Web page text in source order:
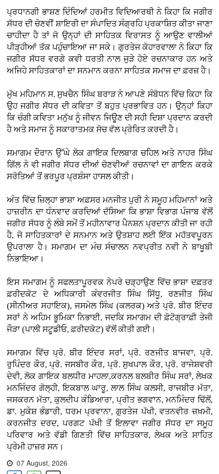
ਪ੍ਰਧਾਨਗੀ ਭਾਸ਼ਣ ਦਿੰਦਿਆਂ ਹਰਮੀਤ ਵਿਦਿਆਰਥੀ ਨੇ ਕਿਹਾ ਕਿ ਜਗੀਰ
ਸੱਧਰ ਦੀ ਚੋਣਵੀਂ ਸ਼ਾਇਰੀ ਦਾ ਸੰਪਾਦਿਤ ਸੰਗ੍ਰਹਿ ਪ੍ਰਕਾਸ਼ਿਤ ਕੀਤਾ ਜਾਣਾ
ਚਾਹੀਦਾ ਹੈ ਤਾਂ ਜੋ ਉਨ੍ਹਾਂ ਦੀ ਸਾਹਿਤਕ ਵਿਰਾਸਤ ਨੂੰ ਆਉਣ ਵਾਲੀਆਂ
ਪੀੜ੍ਹੀਆਂ ਤੱਕ ਪਹੁੰਚਾਇਆ ਜਾ ਸਕੇ। ਗੁਰਤੇਜ ਕੋਹਾਰਵਾਲਾ ਨੇ ਕਿਹਾ ਕਿ
ਜਗੀਰ ਸੱਧਰ ਵਰਗੇ ਕਵੀ ਧਰਤੀ ਨਾਲ ਜੁੜੇ ਹੋਏ ਰਚਨਾਕਾਰ ਹਨ ਅਤੇ
ਅਜਿਹੇ ਸਾਹਿਤਕਾਰਾਂ ਦਾ ਸਨਮਾਨ ਕਰਨਾ ਸਾਹਿਤਕ ਸਮਾਜ ਦਾ ਫ਼ਰਜ਼ ਹੈ।
ਮੁੱਖ ਮਹਿਮਾਨ ਸ. ਸੁਖਚੈਨ ਸਿੰਘ ਬਰਾੜ ਨੇ ਆਪਣੇ ਸੰਬੋਧਨ ਵਿੱਚ ਕਿਹਾ ਕਿ
ਉਹ ਜਗੀਰ ਸੱਧਰ ਦੀ ਕਵਿਤਾ ਤੋਂ ਬਹੁਤ ਪ੍ਰਭਾਵਿਤ ਹਨ। ਉਨ੍ਹਾਂ ਕਿਹਾ
ਕਿ ਚੰਗੀ ਕਵਿਤਾ ਮਨੁੱਖ ਨੂੰ ਜੀਵਨ ਜਿਊਣ ਦੀ ਸਹੀ ਦਿਸ਼ਾ ਪ੍ਰਦਾਨ ਕਰਦੀ
ਹੈ ਅਤੇ ਸਮਾਜ ਨੂੰ ਸਕਾਰਾਤਮਕ ਸੋਚ ਵੱਲ ਪ੍ਰੇਰਿਤ ਕਰਦੀ ਹੈ।
ਸਮਾਗਮ ਦੌਰਾਨ ਉੱਘੇ ਲੋਕ ਗਾਇਕ ਦਿਲਬਾਗ ਚਹਿਲ ਅਤੇ ਨਾਹਰ ਸਿੰਘ
ਗਿੱਲ ਨੇ ਵੀ ਜਗੀਰ ਸੱਧਰ ਦੀਆਂ ਚੋਣਵੀਆਂ ਰਚਨਾਵਾਂ ਦਾ ਗਾਇਨ ਕਰਕੇ
ਸਰੋਤਿਆਂ ਤੋਂ ਭਰਪੂਰ ਪ੍ਰਸ਼ੰਸਾ ਹਾਸਲ ਕੀਤੀ।
ਅੰਤ ਵਿੱਚ ਜ਼ਿਲ੍ਹਾ ਭਾਸ਼ਾ ਅਫ਼ਸਰ ਮਨਜੀਤ ਪੁਰੀ ਨੇ ਸਮੂਹ ਮਹਿਮਾਨਾਂ ਅਤੇ
ਹਾਜ਼ਰੀਨ ਦਾ ਧੰਨਵਾਦ ਕਰਦਿਆਂ ਦੱਸਿਆ ਕਿ ਭਾਸ਼ਾ ਵਿਭਾਗ ਪੰਜਾਬ ਵੱਲੋਂ
ਜਗੀਰ ਸੱਧਰ ਨੂੰ ਲੰਬੇ ਸਮੇਂ ਤੋਂ ਮਹੀਨਾਵਾਰ ਪੈਨਸ਼ਨ ਪ੍ਰਦਾਨ ਕੀਤੀ ਜਾ ਰਹੀ
ਹੈ, ਜੋ ਸਾਹਿਤਕਾਰਾਂ ਦੇ ਸਨਮਾਨ ਅਤੇ ਉਤਸ਼ਾਹ ਲਈ ਇੱਕ ਮਹੱਤਵਪੂਰਨ
ਉਪਰਾਲਾ ਹੈ। ਸਮਾਗਮ ਦਾ ਮੰਚ ਸੰਚਾਲਨ ਨਵਪ੍ਰੀਤ ਨਵੀ ਨੇ ਬਾਖੂਬੀ
ਨਿਭਾਇਆ।
ਇਸ ਸਮਾਗਮ ਨੂੰ ਸਫਲਤਾਪੂਰਵਕ ਨੇਪਰੇ ਚੜ੍ਹਾਉਣ ਵਿੱਚ ਭਾਸ਼ਾ ਦਫ਼ਤਰ
ਫ਼ਰੀਦਕੋਟ ਦੇ ਅਧਿਕਾਰੀ ਕੰਵਰਜੀਤ ਸਿੰਘ ਸਿੱਧੂ, ਰਣਜੀਤ ਸਿੰਘ
(ਸੀਨੀਅਰ ਸਹਾਇਕ), ਜਸਮੇਲ ਸਿੰਘ (ਕਲਰਕ) ਅਤੇ ਪ੍ਰੋ. ਬੀਰ ਇੰਦਰ
ਸਰਾਂ ਨੇ ਅਹਿਮ ਭੂਮਿਕਾ ਨਿਭਾਈ, ਜਦਕਿ ਸਮਾਗਮ ਦੀ ਫ਼ੋਟੋਗ੍ਰਾਫ਼ੀ ਤੇਜੀ
ਜੌੜਾ (ਪਾਲੀ ਸਟੂਡੀਓ, ਫ਼ਰੀਦਕੋਟ) ਵੱਲੋਂ ਕੀਤੀ ਗਈ।
ਸਮਾਗਮ ਵਿੱਚ ਪ੍ਰੋ. ਬੀਰ ਇੰਦਰ ਸਰਾਂ, ਪ੍ਰੋ. ਰਣਜੀਤ ਬਾਜਵਾ, ਪ੍ਰੋ.
ਰੁਪਿੰਦਰ ਕੌਰ, ਪ੍ਰੋ. ਜਸਬੀਰ ਕੌਰ, ਪ੍ਰੋ. ਸੁਖਪਾਲ ਕੌਰ, ਪ੍ਰੋ. ਰਾਜੇਸ਼ਵਰੀ
ਦੇਵੀ, ਲੋਕ ਗਾਇਕ ਬਲਧੀਰ ਮਾਹਲਾ,ਕਰਨਲ ਬਲਬੀਰ ਸਿੰਘ ਸਰਾਂ, ਲੇਖਕ
ਮਨਜਿੰਦਰ ਗੋਲ੍ਹੀ, ਇਕਬਾਲ ਘਾਰੂ, ਲਾਲ ਸਿੰਘ ਕਲਸੀ, ਰਾਜਬੀਰ ਮੱਤਾ,
ਜਸਕਰਨ ਮੱਤਾ, ਕੁਲਦੀਪ ਕੰਡਿਆਰਾ, ਪ੍ਰੀਤ ਭਗਵਾਨ, ਮਨਮਿੰਦਰ ਢਿੱਲੋਂ,
ਡਾ. ਮੁਕੇਸ਼ ਭੰਡਾਰੀ, ਧਰਮ ਪ੍ਰਵਾਨਾ, ਗੁਰਤੇਜ ਪੱਖੀ, ਵਤਨਵੀਰ ਜ਼ਖ਼ਮੀ,
ਕਰਨਜੀਤ ਦਰਦ, ਪਰਗਟ ਪੱਖੀ ਤੋਂ ਇਲਾਵਾ ਜਗੀਰ ਸੱਧਰ ਦਾ ਸਮੂਹ
ਪਰਿਵਾਰ ਅਤੇ ਵੱਡੀ ਗਿਣਤੀ ਵਿੱਚ ਸਾਹਿਤਕਾਰ, ਲੇਖਕ ਅਤੇ ਸਾਹਿਤ
ਪ੍ਰੇਮੀ ਹਾਜ਼ਰ ਸਨ।
07 August, 2026